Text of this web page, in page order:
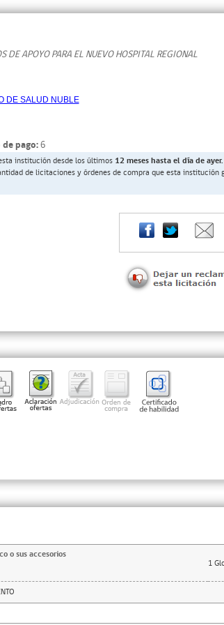
DE APOYO PARA EL NUEVO HOSPITAL REGIONAL
DE SALUD NUBLE
pago:6
institución desde los últimos 12 meses hasta el día de ayer.
de licitaciones y órdenes de compra que esta institución
o sus accesorios
1